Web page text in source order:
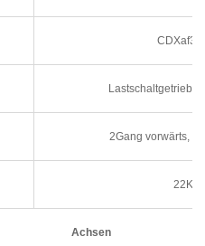
Lastschaltgetriebe
2Gang vorwärts,
Achsen